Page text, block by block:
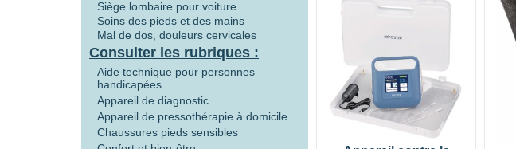
Siège lombaire pour voiture
Soins des pieds et des mains
Mal de dos, douleurs cervicales
Consulter les rubriques :
Aide technique pour personnes
handicapées
Appareil de diagnostic
Appareil de pressothérapie à domicile
Chaussures pieds sensibles